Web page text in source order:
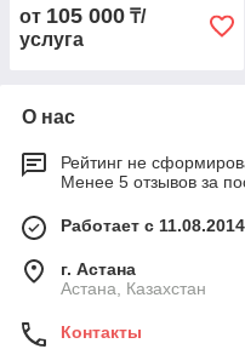
от 105 000 ₸/
услуга
О нас
Рейтинг не
Менее 5 отзывов за
Работает с 11.08.2014
г. Астана
Астана, Казахстан
Контакты